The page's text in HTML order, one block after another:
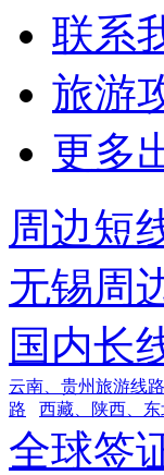
联系
旅游
更多
周边短
无锡周
国内长
云南、贵州旅游线路
路
西藏、陕西、
全球签